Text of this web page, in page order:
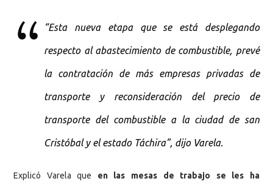
“Esta nueva etapa que se está desplegando
respecto al abastecimiento de combustible, prevé
la contratación de más empresas privadas de
transporte y reconsideración del precio de
transporte del combustible a la ciudad de san
Cristóbal y el estado Táchira”, dijo Varela.
Explicó Varela que en las mesas de trabajo se les ha